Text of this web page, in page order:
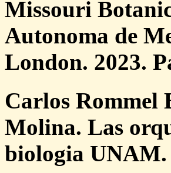
Missouri
Autonoma de
London. 2023.
Carlos Rommel
Molina. Las
biologia UNAM.